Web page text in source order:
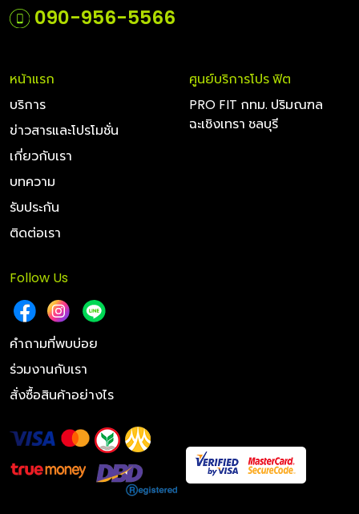
090-956-5566
หน้าแรก
บริการ
ข่าวสารและโปรโมชั่น
เกี่ยวกับเรา
บทความ
รับประกัน
ติดต่อเรา
ศูนย์บริการโปร ฟิต
PRO FIT กทม. ปริมณฑล
ฉะเชิงเทรา ชลบุรี
Follow Us
คำถามที่พบบ่อย
ร่วมงานกับเรา
สั่งซื้อสินค้าอย่างไร